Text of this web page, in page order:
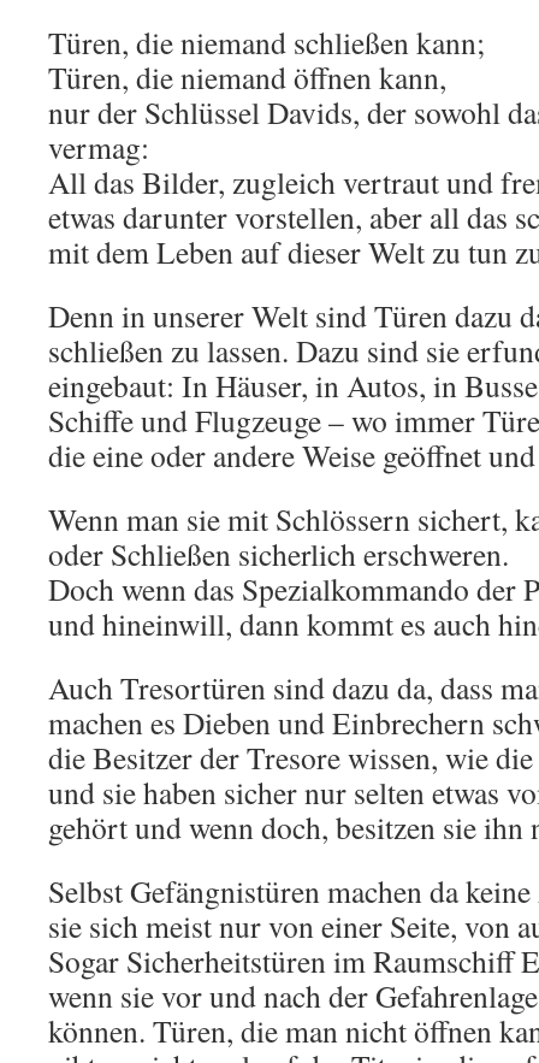
Türen, die niemand schließen kann;
Türen, die niemand öffnen kann,
nur der Schlüssel Davids, der sowohl
vermag:
All das Bilder, zugleich vertraut und
etwas darunter vorstellen, aber all das
mit dem Leben auf dieser Welt zu tun
Denn in unserer Welt sind Türen dazu
schließen zu lassen. Dazu sind sie
eingebaut: In Häuser, in Autos, in
Schiffe und Flugzeuge – wo immer
die eine oder andere Weise geöffnet
Wenn man sie mit Schlössern sichert,
oder Schließen sicherlich erschweren.
Doch wenn das Spezialkommando der
und hineinwill, dann kommt es auch
Auch Tresortüren sind dazu da, dass
machen es Dieben und Einbrechern
die Besitzer der Tresore wissen, wie
und sie haben sicher nur selten etwas
gehört und wenn doch, besitzen sie ihn
Selbst Gefängnistüren machen da
sie sich meist nur von einer Seite, von
Sogar Sicherheitstüren im Raumschiff
wenn sie vor und nach der
können. Türen, die man nicht öffnen